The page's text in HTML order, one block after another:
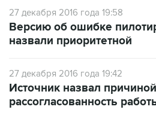
27 декабря 2016 года 19:58
Версию об ошибке
назвали приоритетной
27 декабря 2016 года 19:42
Источник назвал
рассогласованность